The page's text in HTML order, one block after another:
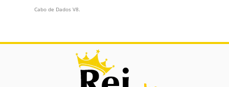
Cabo de Dados V8.